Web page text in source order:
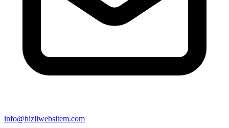
info@hizliwebsitem.com